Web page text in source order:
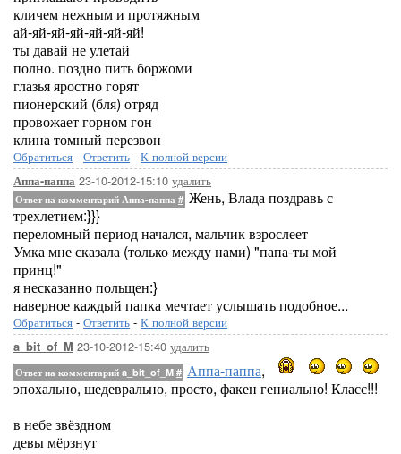
кличем нежным и протяжным
ай-яй-яй-яй-яй-яй-яй!
ты давай не улетай
полно. поздно пить боржоми
глазья яростно горят
пионерский (бля) отряд
провожает горном гон
клина томный перезвон
Обратиться - Ответить - К полной версии
Аппа-паппа 23-10-2012-15:10 удалить
Ответ на комментарий Аппа-паппа # Жень, Влада поздравь с
трехлетием:}}}
переломный период начался, мальчик взрослеет
Умка мне сказала (только между нами) "папа-ты мой
принц!"
я несказанно польщен:}
наверное каждый папка мечтает услышать подобное...
Обратиться - Ответить - К полной версии
a_bit_of_M 23-10-2012-15:40 удалить
Ответ на комментарий a_bit_of_M # Аппа-паппа,
эпохально, шедеврально, просто, факен гениально! Класс!!!
в небе звёздном
девы мёрзнут